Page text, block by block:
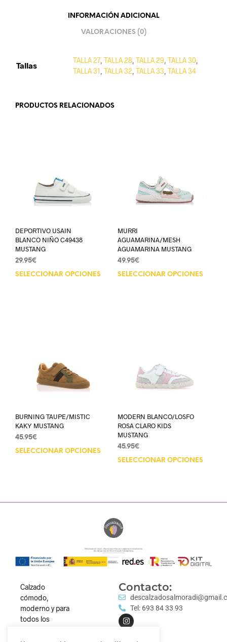
INFORMACIÓN ADICIONAL
VALORACIONES (0)
Tallas
TALLA 27 TALLA 28 TALLA 29 TALLA 30
TALLA 31 TALLA 32 TALLA 33 TALLA 34
PRODUCTOS RELACIONADOS
DEPORTIVO USAIN
BLANCO NIÑO C49438
MUSTANG
29.95€
SELECCIONAR OPCIONES
MURRI
AGUAMARINA/MESH
AGUAMARINA MUSTANG
49.95€
SELECCIONAR OPCIONES
BURNING TAUPE/MISTIC
KAKY MUSTANG
45.95€
SELECCIONAR OPCIONES
MODERN BLANCO/LOSFO
ROSA CLARO KIDS
MUSTANG
45.95€
SELECCIONAR OPCIONES
Calzado
cómodo,
moderno y para
todos los
Descubre
Contacto:
Tel: 693 84 33 93